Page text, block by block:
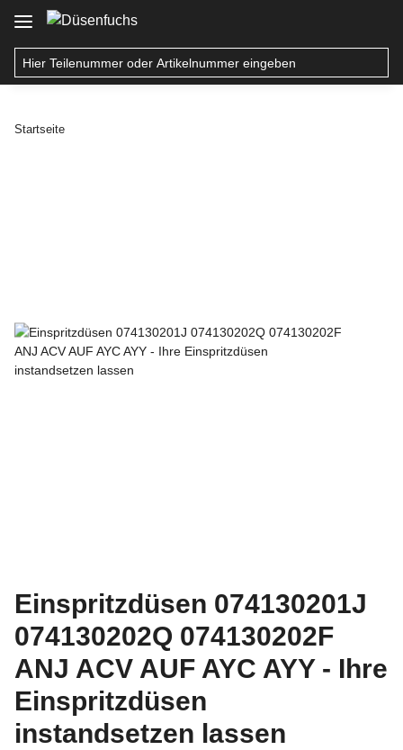
Startseite
Einspritzdüsen 074130201J
074130202Q 074130202F
ANJ ACV AUF AYC AYY - Ihre
Einspritzdüsen
instandsetzen lassen